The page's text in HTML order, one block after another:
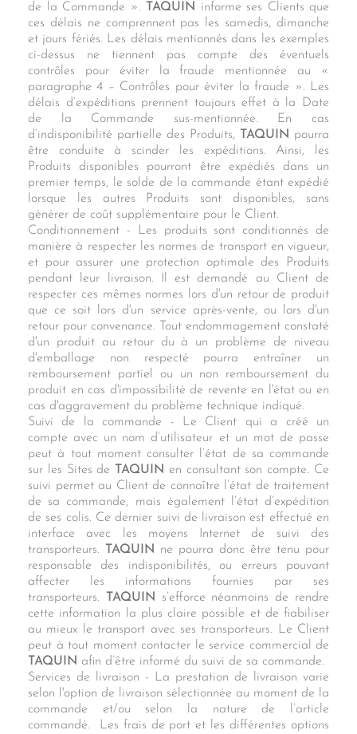
de la Commande ».
TAQUIN informe ses Clients que
ces délais ne comprennent pas les samedis, dimanche
et jours fériés. Les délais mentionnés dans les exemples
ci-dessus ne tiennent pas compte des éventuels
contrôles pour éviter la fraude mentionnée au «
paragraphe 4 – Contrôles pour éviter la fraude ». Les
délais d’expéditions prennent toujours effet à la Date
de la Commande sus-mentionnée. En cas
d’indisponibilité partielle des Produits,
TAQUIN pourra
être conduite à scinder les expéditions. Ainsi, les
Produits disponibles pourront être expédiés dans un
premier temps, le solde de la commande étant expédié
lorsque les autres Produits sont disponibles, sans
générer de coût supplémentaire pour le Client.
Conditionnement - Les produits sont conditionnés de
manière à respecter les normes de transport en vigueur,
et pour assurer une protection optimale des Produits
pendant leur livraison. Il est demandé au Client de
respecter ces mêmes normes lors d'un retour de produit
que ce soit lors d'un service après-vente, ou lors d'un
retour pour convenance. Tout endommagement constaté
d'un produit au retour du à un problème de niveau
d'emballage non respecté pourra entraîner un
remboursement partiel ou un non remboursement du
produit en cas d'impossibilité de revente en l'état ou en
cas d'aggravement du problème technique indiqué.
Suivi de la commande - Le Client qui a créé un
compte avec un nom d’utilisateur et un mot de passe
peut à tout moment consulter l’état de sa commande
sur les Sites de
TAQUIN en consultant son compte. Ce
suivi permet au Client de connaître l’état de traitement
de sa commande, mais également l’état d’expédition
de ses colis. Ce dernier suivi de livraison est effectué en
interface avec les moyens Internet de suivi des
transporteurs.
TAQUIN
ne pourra donc être tenu pour
responsable des indisponibilités, ou erreurs pouvant
affecter les informations fournies par ses
transporteurs.
TAQUIN
s’efforce néanmoins de rendre
cette information la plus claire possible et de fiabiliser
au mieux le transport avec ses transporteurs. Le Client
peut à tout moment contacter le service commercial de
TAQUIN afin d’être informé du suivi de sa commande.
Services de livraison - La prestation de livraison varie
selon l'option de livraison sélectionnée au moment de la
commande et/ou selon la nature de l’article
commandé. Les frais de port et les différentes options